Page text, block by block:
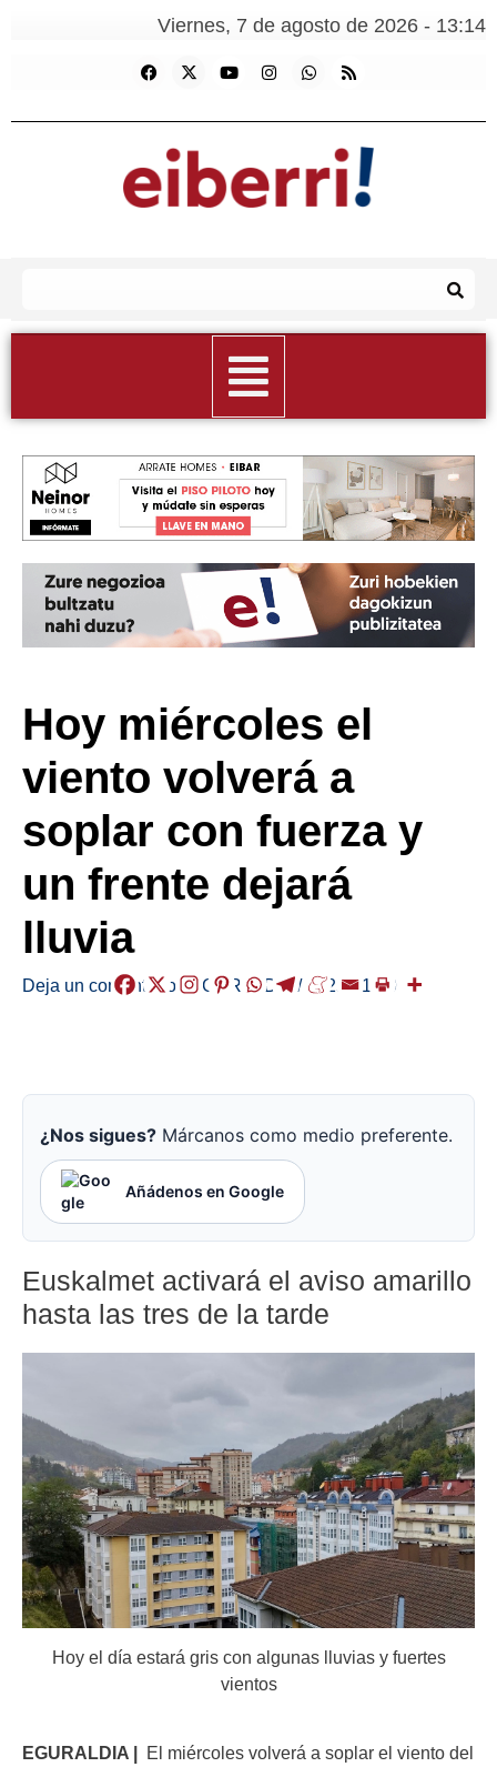
Viernes, 7 de agosto de 2026 - 13:14
Hoy miércoles el
viento volverá a
soplar con fuerza y
un frente dejará
lluvia
Deja un comentario /EGURALDIA/ 2025-01-29
¿Nos sigues? Márcanos como medio preferente.
Añádenos en Google
Euskalmet activará el aviso amarillo
hasta las tres de la tarde
Hoy el día estará gris con algunas lluvias y fuertes
vientos
EGURALDIA | El miércoles volverá a soplar el viento del